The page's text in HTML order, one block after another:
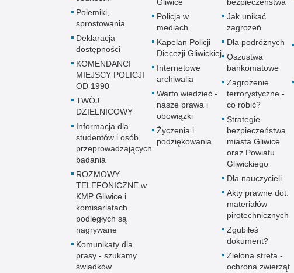
Polemiki,
sprostowania
Deklaracja
dostępności
KOMENDANCI
MIEJSCY POLICJI
OD 1990
TWÓJ
DZIELNICOWY
Informacja dla
studentów i osób
przeprowadzających
badania
ROZMOWY
TELEFONICZNE w
KMP Gliwice i
komisariatach
podległych są
nagrywane
Komunikaty dla
prasy - szukamy
świadków
Gliwice
Policja w
mediach
Kapelan Policji
Diecezji Gliwickiej
Internetowe
archiwalia
Warto wiedzieć -
nasze prawa i
obowiązki
Życzenia i
podziękowania
bezpieczeństwa
Jak unikać
zagrożeń
Dla podróżnych
Oszustwa
bankomatowe
Zagrożenie
terrorystyczne -
co robić?
Strategie
bezpieczeństwa
miasta Gliwice
oraz Powiatu
Gliwickiego
Dla nauczycieli
Akty prawne dot.
materiałów
pirotechnicznych
Zgubiłeś
dokument?
Zielona strefa -
ochrona zwierząt